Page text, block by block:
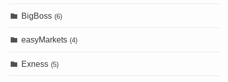
BigBoss (6)
easyMarkets (4)
Exness (5)